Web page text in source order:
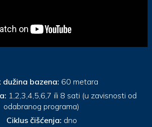
dužina bazena: 60 metara
1,2,3,4,5,6,7 ili 8 sati (u zavisnosti od
odabranog programa)
Ciklus čišćenja: dno